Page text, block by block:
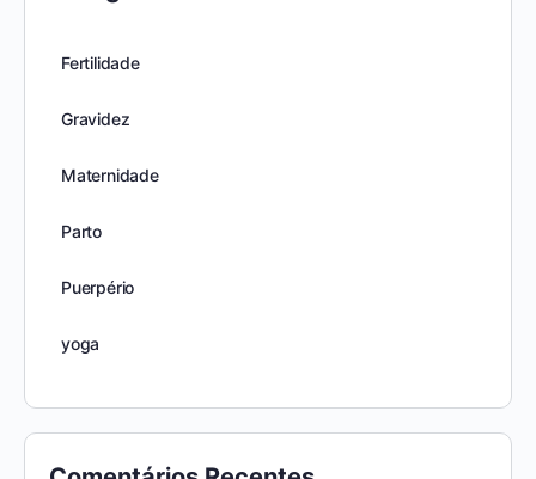
Fertilidade
Gravidez
Maternidade
Parto
Puerpério
yoga